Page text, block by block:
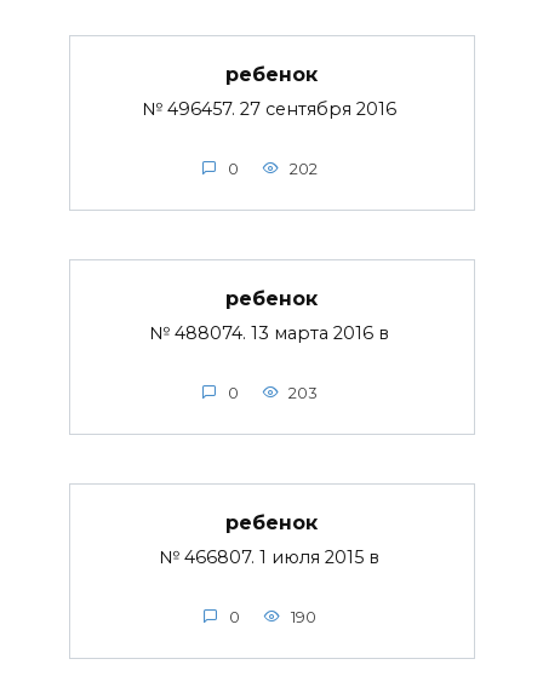
ребенок
№ 496457. 27 сентября 2016
0 202
ребенок
№ 488074. 13 марта 2016 в
0 203
ребенок
№ 466807. 1 июля 2015 в
0 190